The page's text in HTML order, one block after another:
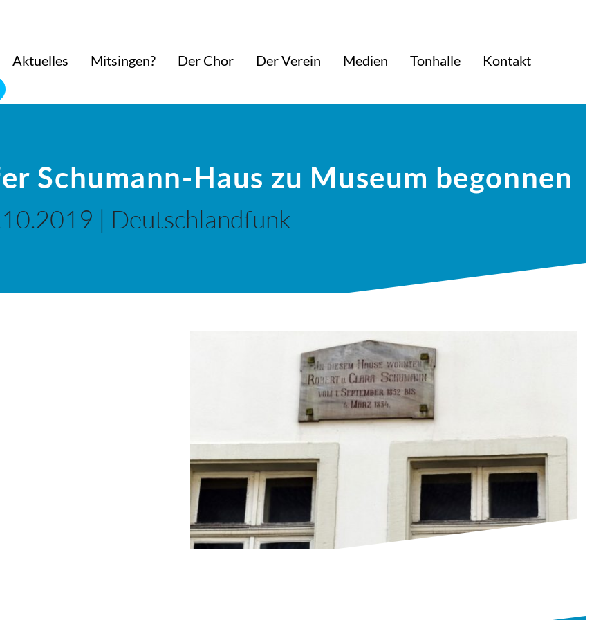
Aktuelles Mitsingen? Der Chor Der Verein Medien Tonhalle
Kontakt
Schumann-Haus zu Museum begonnen
| Deutschlandfunk